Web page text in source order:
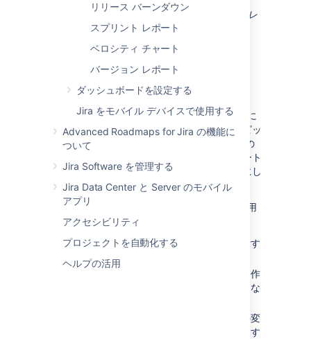
リリース バーンダウン
スプリント レポート
ベロシティ チャート
バージョン レポート
ダッシュボードを設定する
Jira をモバイル デバイスで使用する
Advanced Roadmaps for Jira の機能に
ついて
Jira Software を管理する
Jira Data Center と Server のモバイル
アプリ
アクセシビリティ
プロジェクトを自動化する
ヘルプの活用
スクリーンショット: エピック バーンダウン レ
ポート (ストーリーポイント)
エピック バーンダウン レ
ポートについて
エピック バーンダウン レポートは、エピックに
取り組むチームの進捗状況を表示します。エピッ
クは大きなユーザーストーリー で、いくつかの
小さなストーリーに分割できます。このレポート
は、ボードに使用されている見積統計をもとにし
てデータを表示します。
以下に、エピック バーンダウン レポートを利用
する方法の一部を紹介します：
チームがエピックに取り組む速さを表示す
る。
スプリントの間に追加または削除された作
業が、チームの全体的な進捗にどのような
過去のスプリントとスプリント期間中の変
更をもとにして、エピックの作業を完了す